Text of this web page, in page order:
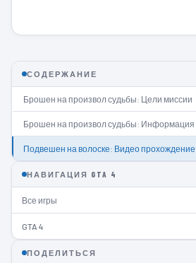
СОДЕРЖАНИЕ
Брошен на произвол судьбы: Цели миссии
Брошен на произвол судьбы: Информация
Подвешен на волоске: Видео прохождение
НАВИГАЦИЯ GTA 4
Все игры
GTA 4
ПОДЕЛИТЬСЯ